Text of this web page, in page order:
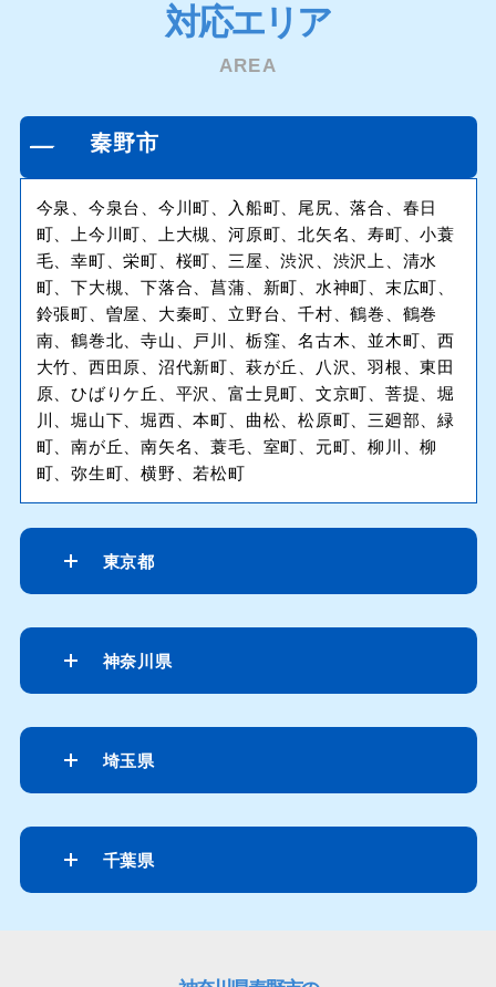
対応エリア
AREA
秦野市
今泉、今泉台、今川町、入船町、尾尻、落合、春日
町、上今川町、上大槻、河原町、北矢名、寿町、小蓑
毛、幸町、栄町、桜町、三屋、渋沢、渋沢上、清水
町、下大槻、下落合、菖蒲、新町、水神町、末広町、
鈴張町、曽屋、大秦町、立野台、千村、鶴巻、鶴巻
南、鶴巻北、寺山、戸川、栃窪、名古木、並木町、西
大竹、西田原、沼代新町、萩が丘、八沢、羽根、東田
原、ひばりケ丘、平沢、富士見町、文京町、菩提、堀
川、堀山下、堀西、本町、曲松、松原町、三廻部、緑
町、南が丘、南矢名、蓑毛、室町、元町、柳川、柳
町、弥生町、横野、若松町
東京都
神奈川県
埼玉県
千葉県